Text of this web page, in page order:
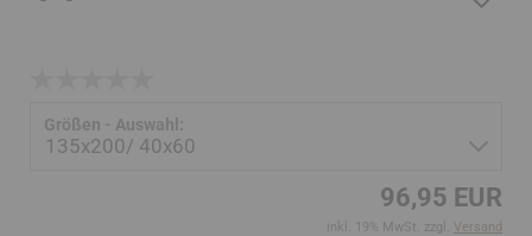
Größen - Auswahl:
96,95 EUR
inkl. 19% MwSt. zzgl. Versand